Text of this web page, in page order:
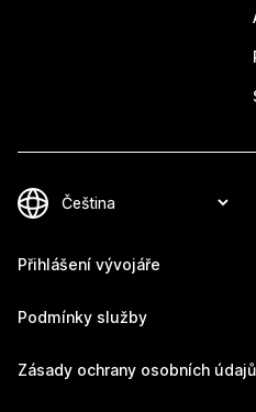
Přihlášení vývojáře
Podmínky služby
Zásady ochrany osobních údajů